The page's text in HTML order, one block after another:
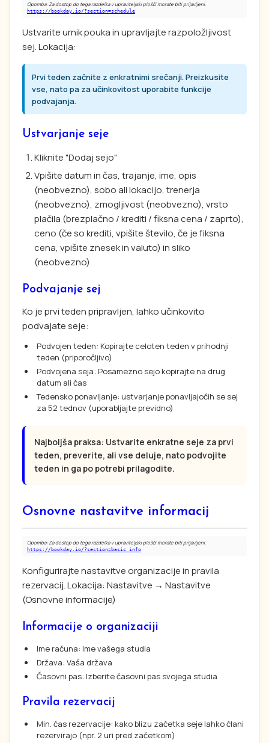
Opomba: Za dostop do tega razdelka v upraviteljski plošči morate biti prijavljeni.
https://bookday.io/?section=schedule
Ustvarite urnik pouka in upravljajte razpoložljivost
sej. Lokacija:
Prvi teden začnite z enkratnimi srečanji. Preizkusite
vse, nato pa za učinkovitost uporabite funkcije
podvajanja.
Ustvarjanje seje
Kliknite "Dodaj sejo"
Vpišite datum in čas, trajanje, ime, opis
(neobvezno), sobo ali lokacijo, trenerja
(neobvezno), zmogljivost (neobvezno), vrsto
plačila (brezplačno / krediti / fiksna cena / zaprto),
ceno (če so krediti, vpišite število, če je fiksna
cena, vpišite znesek in valuto) in sliko
(neobvezno)
Podvajanje sej
Ko je prvi teden pripravljen, lahko učinkovito
podvajate seje:
Podvojen teden: Kopirajte celoten teden v prihodnji
teden (priporočljivo)
Podvojena seja: Posamezno sejo kopirajte na drug
datum ali čas
Tedensko ponavljanje: ustvarjanje ponavljajočih se sej
za 52 tednov (uporabljajte previdno)
Najboljša praksa: Ustvarite enkratne seje za prvi
teden, preverite, ali vse deluje, nato podvojite
teden in ga po potrebi prilagodite.
Osnovne nastavitve informacij
Opomba: Za dostop do tega razdelka v upraviteljski plošči morate biti prijavljeni.
https://bookday.io/?section=basic_info
Konfigurirajte nastavitve organizacije in pravila
rezervacij. Lokacija: Nastavitve → Nastavitve
(Osnovne informacije)
Informacije o organizaciji
Ime računa: Ime vašega studia
Država: Vaša država
Časovni pas: Izberite časovni pas svojega studia
Pravila rezervacij
Min. čas rezervacije: kako blizu začetka seje lahko člani
rezervirajo (npr. 2 uri pred začetkom)